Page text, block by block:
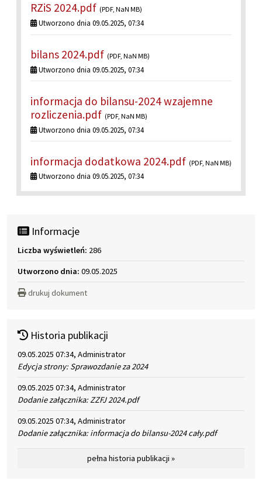
RZiS 2024.pdf (PDF, NaN MB)
Utworzono dnia 09.05.2025, 07:34
bilans 2024.pdf (PDF, NaN MB)
Utworzono dnia 09.05.2025, 07:34
informacja do bilansu-2024 wzajemne
rozliczenia.pdf (PDF, NaN MB)
Utworzono dnia 09.05.2025, 07:34
informacja dodatkowa 2024.pdf (PDF, NaN MB)
Utworzono dnia 09.05.2025, 07:34
Informacje
Liczba wyświetleń: 286
Utworzono dnia: 09.05.2025
drukuj dokument
Historia publikacji
09.05.2025 07:34, Administrator
Edycja strony: Sprawozdanie za 2024
09.05.2025 07:34, Administrator
Dodanie załącznika: ZZFJ 2024.pdf
09.05.2025 07:34, Administrator
Dodanie załącznika: informacja do bilansu-2024 cały.pdf
pełna historia publikacji »